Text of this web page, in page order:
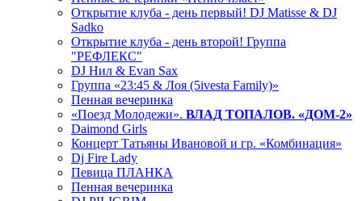
Открытие клуба - день первый! DJ Matisse & DJ
Sadko
Открытие клуба - день второй! Группа
"РЕФЛЕКС"
DJ Нил & Evan Sax
Группа «23:45 & Лоя (5ivesta Family)»
Пенная вечеринка
«Поезд Молодежи». ВЛАД ТОПАЛОВ. «ДОМ-2»
Daimond Girls
Концерт Татьяны Ивановой и гр. «Комбинация»
Dj Fire Lady
Певица ПЛАНКА
Пенная вечеринка